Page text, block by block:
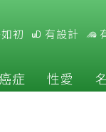
初 有設計
癌症 性愛